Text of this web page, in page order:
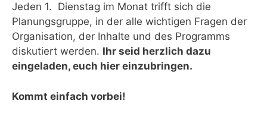
Jeden 1. Dienstag im Monat trifft sich die
Planungsgruppe, in der alle wichtigen Fragen der
Organisation, der Inhalte und des Programms
diskutiert werden. Ihr seid herzlich dazu
eingeladen, euch hier einzubringen.
Kommt einfach vorbei!